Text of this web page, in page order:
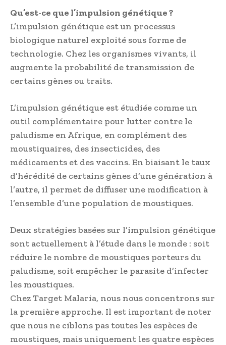
Qu’est-ce que l’impulsion génétique ?
L’impulsion génétique est un processus
biologique naturel exploité sous forme de
technologie. Chez les organismes vivants, il
augmente la probabilité de transmission de
certains gènes ou traits.
L’impulsion génétique est étudiée comme un
outil complémentaire pour lutter contre le
paludisme en Afrique, en complément des
moustiquaires, des insecticides, des
médicaments et des vaccins. En biaisant le taux
d’hérédité de certains gènes d’une génération à
l’autre, il permet de diffuser une modification à
l’ensemble d’une population de moustiques.
Deux stratégies basées sur l’impulsion génétique
sont actuellement à l’étude dans le monde : soit
réduire le nombre de moustiques porteurs du
paludisme, soit empêcher le parasite d’infecter
les moustiques.
Chez Target Malaria, nous nous concentrons sur
la première approche. Il est important de noter
que nous ne ciblons pas toutes les espèces de
moustiques, mais uniquement les quatre espèces